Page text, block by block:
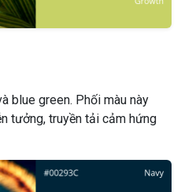
blue green. Phối màu này
tưởng, truyền tải cảm hứng